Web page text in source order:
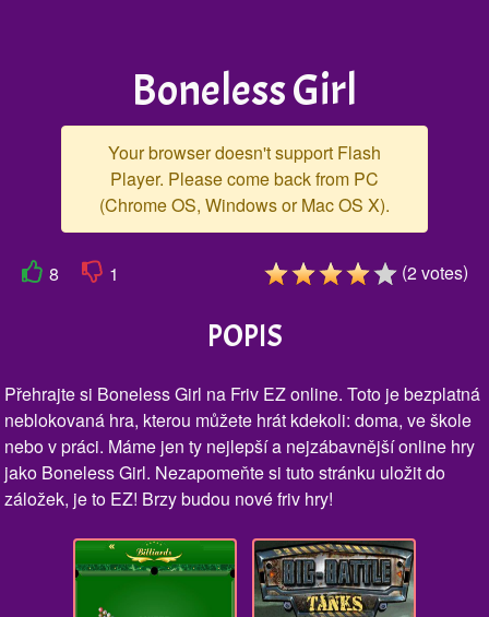
Boneless Girl
Your browser doesn't support Flash
Player. Please come back from PC
(Chrome OS, Windows or Mac OS X).
8 1 (2votes)
POPIS
Přehrajte si Boneless Girl na Friv EZ online. Toto je bezplatná
neblokovaná hra, kterou můžete hrát kdekoli: doma, ve škole
nebo v práci. Máme jen ty nejlepší a nejzábavnější online hry
jako Boneless Girl. Nezapomeňte si tuto stránku uložit do
záložek, je to EZ! Brzy budou nové friv hry!